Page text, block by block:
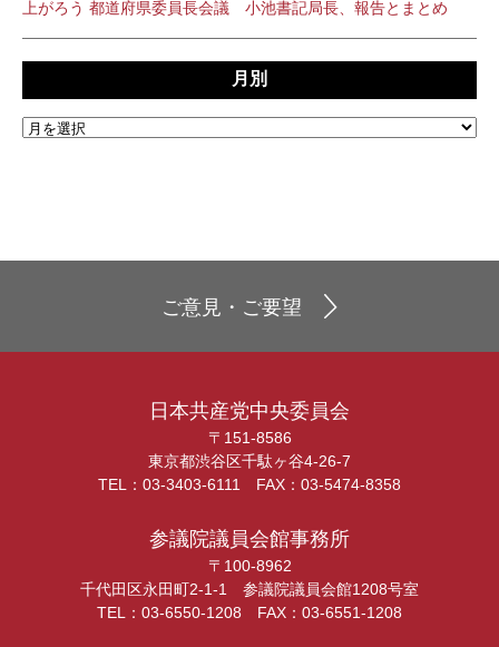
上がろう 都道府県委員長会議 小池書記局長、報告とまとめ
月別
ご意見・ご要望
日本共産党中央委員会
〒151-8586
東京都渋谷区千駄ヶ谷4-26-7
TEL：03-3403-6111 FAX：03-5474-8358
参議院議員会館事務所
〒100-8962
千代田区永田町2-1-1 参議院議員会館1208号室
TEL：03-6550-1208 FAX：03-6551-1208